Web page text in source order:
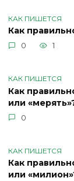
КАК ПИШЕТСЯ
Как
0 1
КАК ПИШЕТСЯ
Как
или
0
КАК ПИШЕТСЯ
Как
или